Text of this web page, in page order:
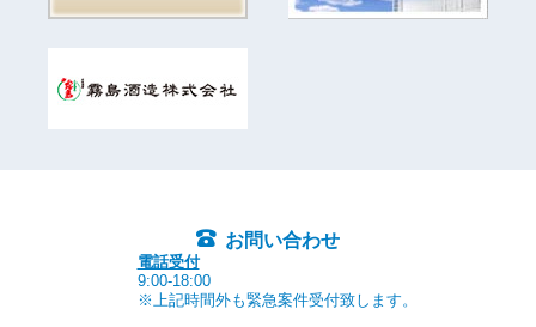
お問い合わせ
電話受付
9:00-18:00
※上記時間外も緊急案件受付致します。